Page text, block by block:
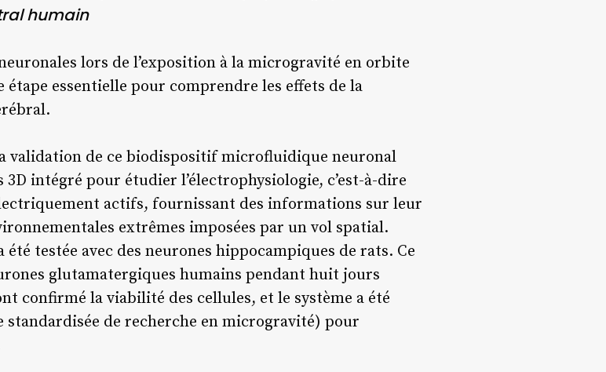
humain
lors de l’exposition à la microgravité en orbite
essentielle pour comprendre les effets de la
validation de ce biodispositif microfluidique neuronal
intégré pour étudier l’électrophysiologie, c’est-à-dire
actifs, fournissant des informations sur leur
extrêmes imposées par un vol spatial.
testée avec des neurones hippocampiques de rats. Ce
glutamatergiques humains pendant huit jours
confirmé la viabilité des cellules, et le système a été
de recherche en microgravité) pour